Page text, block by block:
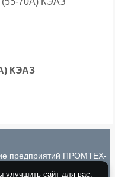
КЭАЗ
предприятий ПРОМТЕХ-
улучшить сайт для вас.